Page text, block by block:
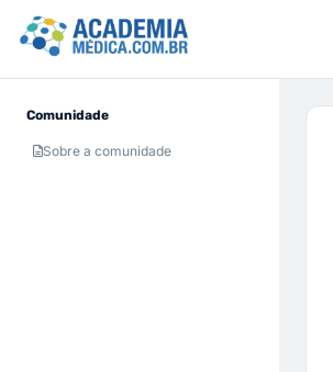
Comunidade
Sobre a comunidade